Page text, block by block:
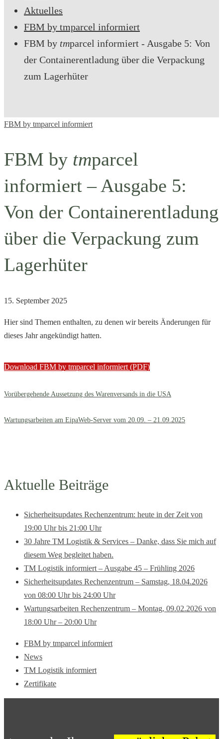
Aktuelles
FBM by tmparcel informiert
FBM by tmparcel informiert - Ausgabe 5: Von
der Containerentladung über die Verpackung
zum Lagerhüter
FBM
<i>tm</i>parcel
informiert
–
Ausgabe
Von
der
über
zum
Lagerhüter
FBM by tmparcel informiert
FBM by tmparcel
informiert – Ausgabe 5:
Von der Containerentladung
über die Verpackung zum
Lagerhüter
15. September 2025
Hier sind Themen enthalten, zu denen wir bereits Änderungen für
dieses Jahr angekündigt hatten.
Download FBM by tmparcel informiert (PDF)
Vorübergehende Aussetzung des Warenversands in die USA
Wartungsarbeiten am EipaWeb-Server vom 20.09. – 21.09.2025
Aktuelle Beiträge
Sicherheitsupdates Rechenzentrum: heute in der Zeit von
19:00 Uhr bis 21:00 Uhr
30 Jahre TM Logistik & Services – Danke, dass Sie mich auf
diesem Weg begleitet haben.
TM Logistik informiert – Ausgabe 45 – Frühling 2026
Sicherheitsupdates Rechenzentrum – Samstag, 18.04.2026
von 08:00 Uhr bis 24:00 Uhr
Wartungsarbeiten Rechenzentrum – Montag, 09.02.2026 von
18:00 Uhr – 20:00 Uhr
FBM by tmparcel informiert
News
TM Logistik informiert
Zertifikate